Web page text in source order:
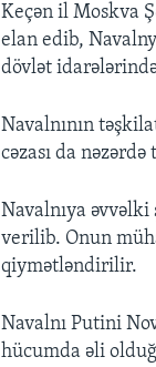
Keçən il Moskva
elan edib,
dövlət
Navalnının
cəzası da
Navalnıya əvvəlki
verilib. Onun
qiymətləndirilir.
Navalnı Putini
hücumda əli